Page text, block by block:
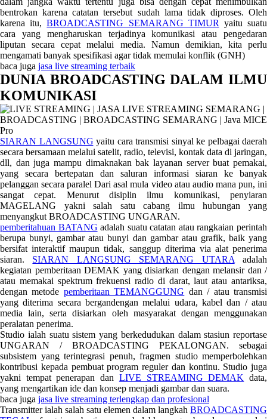
bentrokan karena catatan tersebut sudah lama tidak diproses. Oleh
karena itu,BROADCASTING SEMARANG TIMUR yaitu suatu
cara yang mengharuskan terjadinya komunikasi atau pengedaran
liputan secara cepat melalui media. Namun demikian, kita perlu
mengamati banyak spesifikasi agar tidak memulai konflik (GNH)
baca juga jasa live streaming terbaik
DUNIA BROADCASTING DALAM ILMU
KOMUNIKASI
SIARAN LANGSUNG yaitu cara transmisi sinyal ke pelbagai daerah
secara bersamaan melalui satelit, radio, televisi, kontak data di jaringan,
dll, dan juga mampu dimaknakan bak layanan server buat pemakai,
yang secara bertepatan dan saluran informasi siaran ke banyak
pelanggan secara paralel Dari asal mula video atau audio mana pun, ini
sangat cepat. Menurut disiplin ilmu komunikasi, penyiaran
MAGELANG yakni salah satu cabang ilmu hubungan yang
menyangkut BROADCASTING UNGARAN.
pemberitahuan BATANG adalah suatu catatan atau rangkaian perintah
berupa bunyi, gambar atau bunyi dan gambar atau grafik, baik yang
bersifat interaktif maupun tidak, sanggup diterima via alat penerima
siaran. SIARAN LANGSUNG SEMARANG UTARA adalah
kegiatan pemberitaan DEMAK yang disiarkan dengan melansir dan /
atau memakai spektrum frekuensi radio di darat, laut atau antariksa,
dengan metode pemberitaan TEMANGGUNG dan / atau transmisi
yang diterima secara bergandengan melalui udara, kabel dan / atau
media lain, serta disiarkan oleh masyarakat dengan menggunakan
peralatan penerima.
Studio ialah suatu sistem yang berkedudukan dalam stasiun reportase
UNGARAN / BROADCASTING PEKALONGAN. sebagai
subsistem yang terintegrasi penuh, fragmen studio memperbolehkan
kontribusi kepada pembuat program reguler dan kontinu. Studio juga
yakni tempat penerapan dan LIVE STREAMING DEMAK data,
yang mengartikan ide dan konsep menjadi gambar dan suara.
baca juga jasa live streaming terlengkap dan profesional
Transmitter ialah salah satu elemen dalam langkah BROADCASTING